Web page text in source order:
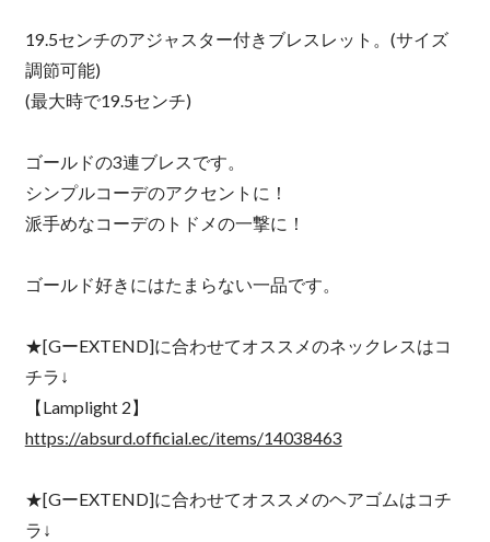
19.5センチのアジャスター付きブレスレット。(サイズ
調節可能)
(最大時で19.5センチ)
ゴールドの3連ブレスです。
シンプルコーデのアクセントに！
派手めなコーデのトドメの一撃に！
ゴールド好きにはたまらない一品です。
★[GーEXTEND]に合わせてオススメのネックレスはコ
チラ↓
【Lamplight 2】
https://absurd.official.ec/items/14038463
★[GーEXTEND]に合わせてオススメのヘアゴムはコチ
ラ↓